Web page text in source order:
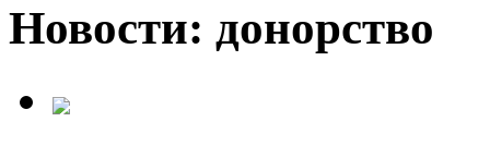
Новости: донорство